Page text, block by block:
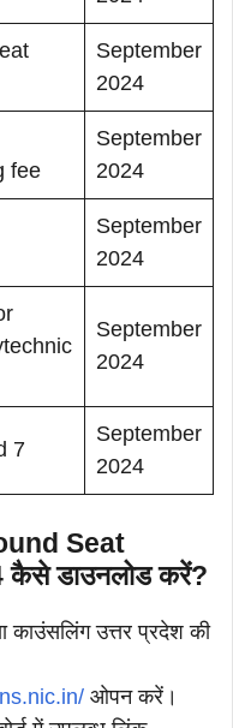
September
2024
fee
September
2024
September
2024
September
2024
7
September
2024
Seat
डाउनलोड करें?
काउंसलिंग उत्तर प्रदेश की
ओपन करें।